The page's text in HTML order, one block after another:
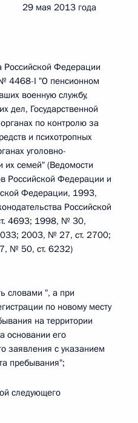
2013 года
Российской Федерации
4468-I "О пенсионном
военную службу,
дел, Государственной
по контролю за
и психотропных
уголовно-
их семей" (Ведомости
Российской Федерации и
Федерации, 1993,
Российской
4693; 1998, № 30,
2003, № 27, ст. 2700;
№ 50, ст. 6232)
словами ", а при
по новому месту
на территории
основании его
заявления с указанием
пребывания";
следующего